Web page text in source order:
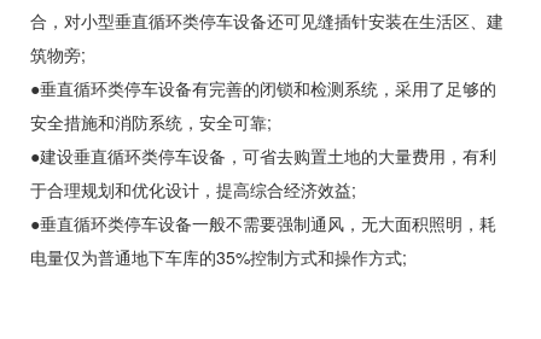
合，对小型垂直循环类停车设备还可见缝插针安装在生活区、建
筑物旁;
●垂直循环类停车设备有完善的闭锁和检测系统，采用了足够的
安全措施和消防系统，安全可靠;
●建设垂直循环类停车设备，可省去购置土地的大量费用，有利
于合理规划和优化设计，提高综合经济效益;
●垂直循环类停车设备一般不需要强制通风，无大面积照明，耗
电量仅为普通地下车库的35%控制方式和操作方式;